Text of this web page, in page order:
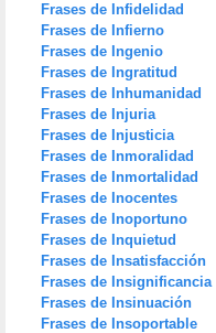
Frases de Infidelidad
Frases de Infierno
Frases de Ingenio
Frases de Ingratitud
Frases de Inhumanidad
Frases de Injuria
Frases de Injusticia
Frases de Inmoralidad
Frases de Inmortalidad
Frases de Inocentes
Frases de Inoportuno
Frases de Inquietud
Frases de Insatisfacción
Frases de Insignificancia
Frases de Insinuación
Frases de Insoportable